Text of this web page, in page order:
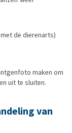
de dierenarts)
maken om
uit te sluiten.
van